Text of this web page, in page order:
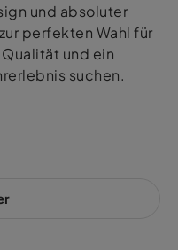
und absoluter
perfekten Wahl für
und ein
suchen.